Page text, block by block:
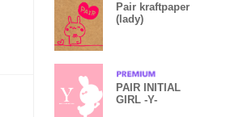
Pair kraftpaper
(lady)
PAIR INITIAL
GIRL -Y-